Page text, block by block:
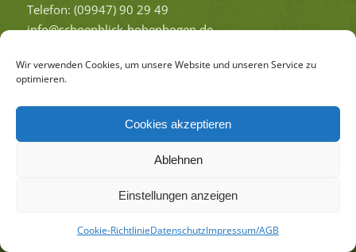
Wir verwenden Cookies, um unsere Website und unseren Service zu
optimieren.
Cookies akzeptieren
Ablehnen
Einstellungen anzeigen
Cookie-RichtlinieDatenschutzImpressum/AGB
Te­le­fon: (09947) 90 29 49
info@​schoenblick-​hohenbogen.​de
Coo­kie-Richt­li­nie (EU)